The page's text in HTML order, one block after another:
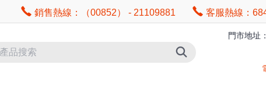
銷售熱線：（00852） - 21109881 客服熱線：
門市地址